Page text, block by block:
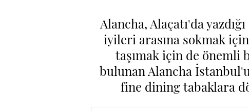
Alancha, Alaçatı'da
iyileri arasına sokmak
taşımak için de önemli
bulunan Alancha
fine dining tabaklara